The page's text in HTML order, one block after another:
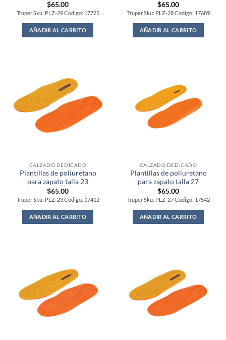
$65.00
Truper Sku: PLZ-29 Codigo: 17725
AÑADIR AL CARRITO
$65.00
Truper Sku: PLZ-28 Codigo: 17689
AÑADIR AL CARRITO
CALZADO DEDICADO
Plantillas de poliuretano
para zapato talla 23
$65.00
Truper Sku: PLZ-23 Codigo: 17412
AÑADIR AL CARRITO
CALZADO DEDICADO
Plantillas de poliuretano
para zapato talla 27
$65.00
Truper Sku: PLZ-27 Codigo: 17542
AÑADIR AL CARRITO